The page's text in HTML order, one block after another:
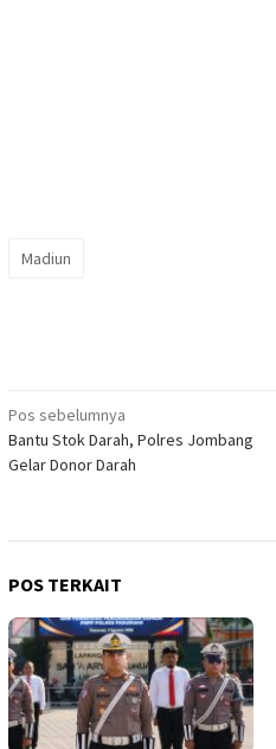
Madiun
Navigasi
pos
Pos sebelumnya
Bantu Stok Darah, Polres Jombang
Gelar Donor Darah
POS TERKAIT